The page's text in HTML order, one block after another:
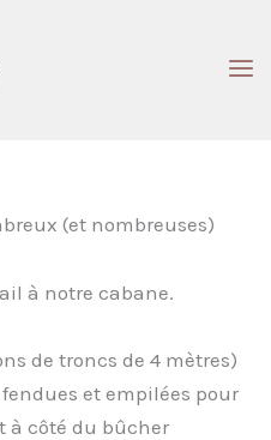
(et nombreuses)
à notre cabane.
de troncs de 4 mètres)
et empilées pour
à côté du bûcher